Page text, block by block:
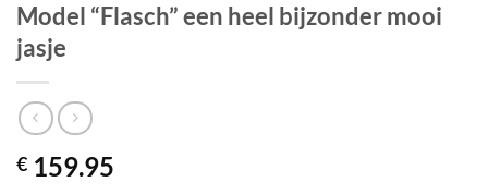
Model “Flasch” een heel bijzonder mooi
jasje
€ 159.95